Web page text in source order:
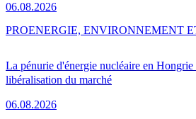
06.08.2026
La pénurie d'énergie nucléaire en
libéralisation du marché
06.08.2026
PROENERGIE, ENVIRONNEMENT